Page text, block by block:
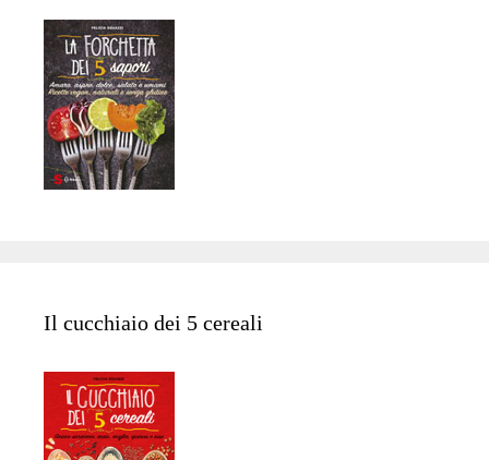
Il cucchiaio dei 5 cereali